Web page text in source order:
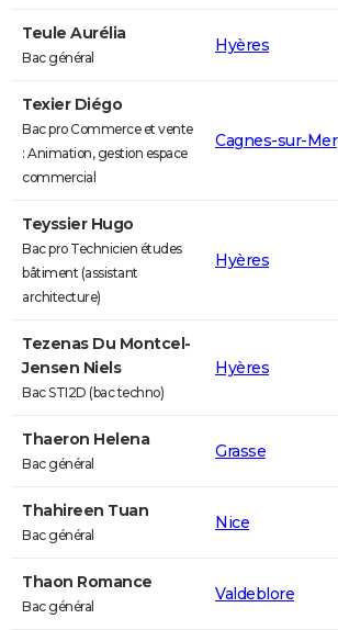
Teule Aurélia
Bac général
Hyères
Texier Diégo
Bac pro Commerce et vente
: Animation, gestion espace
commercial
Cagnes-sur-Mer
Teyssier Hugo
Bac pro Technicien études
bâtiment (assistant
architecture)
Hyères
Tezenas Du Montcel-
Jensen Niels
Bac STI2D (bac techno)
Hyères
Thaeron Helena
Bac général
Grasse
Thahireen Tuan
Bac général
Nice
Thaon Romance
Bac général
Valdeblore